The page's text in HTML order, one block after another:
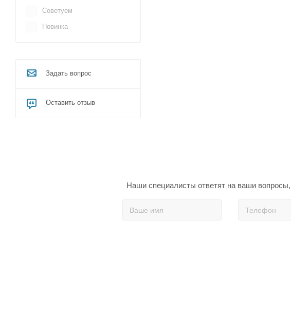
Советуем
Новинка
Задать вопрос
Оставить отзыв
Наши специалисты ответят на ваши